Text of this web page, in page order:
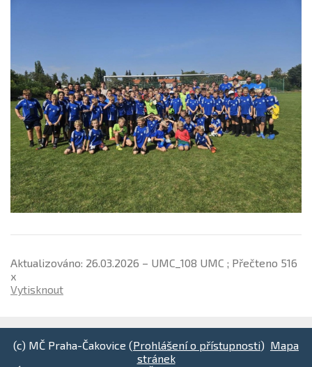
Aktualizováno: 26.03.2026 – UMC_108 UMC ; Přečteno 516
x
Vytisknout
(c) MČ Praha-Čakovice (Prohlášení o přístupnosti) Mapa
stránek